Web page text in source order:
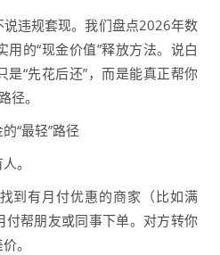
违规套现。我们盘点2026年数
的“现金价值”释放方法。说白
“先花后还”，而是能真正帮你
径。
“最轻”路径
。
到有月付优惠的商家（比如满
付帮朋友或同事下单。对方转你
。